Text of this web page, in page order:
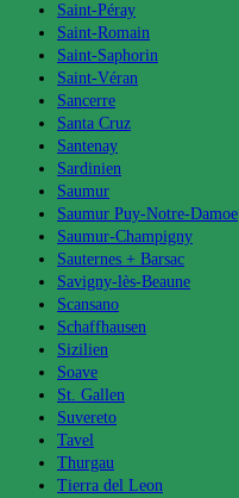
Saint-Péray
Saint-Romain
Saint-Saphorin
Saint-Véran
Sancerre
Santa Cruz
Santenay
Sardinien
Saumur
Saumur Puy-Notre-Damoe
Saumur-Champigny
Sauternes + Barsac
Savigny-lès-Beaune
Scansano
Schaffhausen
Sizilien
Soave
St. Gallen
Suvereto
Tavel
Thurgau
Tierra del Leon